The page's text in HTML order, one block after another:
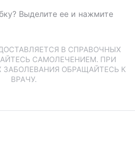
Выделите ее и нажмите
В СПРАВОЧНЫХ
САМОЛЕЧЕНИЕМ. ПРИ
ЗАБОЛЕВАНИЯ ОБРАЩАЙТЕСЬ К
ВРАЧУ.